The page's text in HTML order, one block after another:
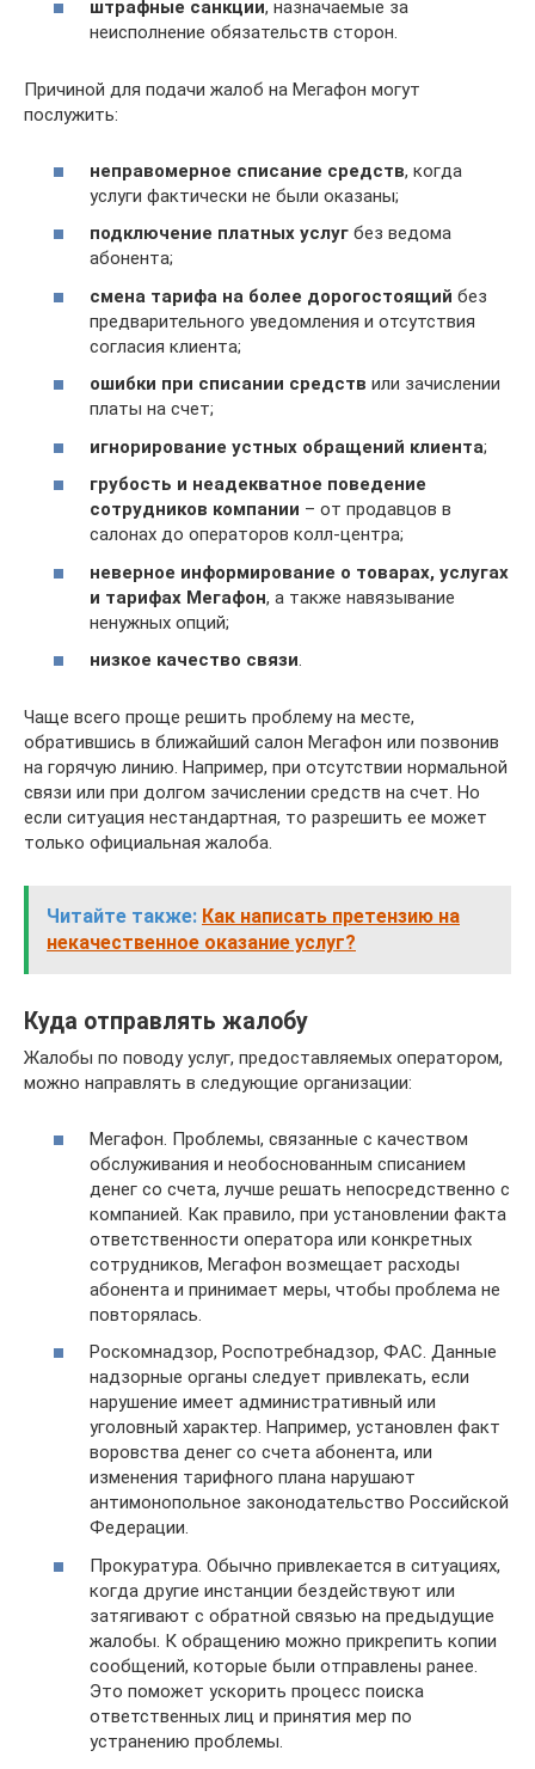
штрафные санкции, назначаемые за
неисполнение обязательств сторон.
Причиной для подачи жалоб на Мегафон могут
послужить:
неправомерное списание средств, когда
услуги фактически не были оказаны;
подключение платных услуг без ведома
абонента;
смена тарифа на более дорогостоящий без
предварительного уведомления и отсутствия
согласия клиента;
ошибки при списании средств или зачислении
платы на счет;
игнорирование устных обращений клиента;
грубость и неадекватное поведение
сотрудников компании – от продавцов в
салонах до операторов колл-центра;
неверное информирование о товарах, услугах
и тарифах Мегафон, а также навязывание
ненужных опций;
низкое качество связи.
Чаще всего проще решить проблему на месте,
обратившись в ближайший салон Мегафон или позвонив
на горячую линию. Например, при отсутствии нормальной
связи или при долгом зачислении средств на счет. Но
если ситуация нестандартная, то разрешить ее может
только официальная жалоба.
Читайте также: Как написать претензию на
некачественное оказание услуг?
Куда отправлять жалобу
Жалобы по поводу услуг, предоставляемых оператором,
можно направлять в следующие организации:
Мегафон. Проблемы, связанные с качеством
обслуживания и необоснованным списанием
денег со счета, лучше решать непосредственно с
компанией. Как правило, при установлении факта
ответственности оператора или конкретных
сотрудников, Мегафон возмещает расходы
абонента и принимает меры, чтобы проблема не
повторялась.
Роскомнадзор, Роспотребнадзор, ФАС. Данные
надзорные органы следует привлекать, если
нарушение имеет административный или
уголовный характер. Например, установлен факт
воровства денег со счета абонента, или
изменения тарифного плана нарушают
антимонопольное законодательство Российской
Федерации.
Прокуратура. Обычно привлекается в ситуациях,
когда другие инстанции бездействуют или
затягивают с обратной связью на предыдущие
жалобы. К обращению можно прикрепить копии
сообщений, которые были отправлены ранее.
Это поможет ускорить процесс поиска
ответственных лиц и принятия мер по
устранению проблемы.